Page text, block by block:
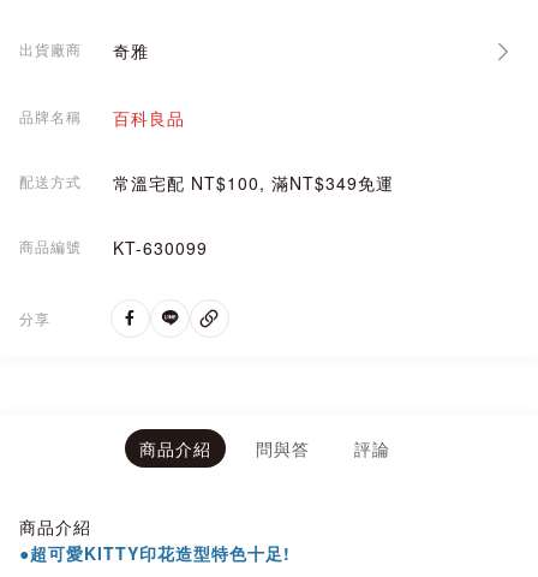
出貨廠商 奇雅
品牌名稱 百科良品
配送方式 常溫宅配 NT$100, 滿NT$349免運
商品編號 KT-630099
分享
商品介紹 問與答 評論
商品介紹
●超可愛KITTY印花造型特色十足!